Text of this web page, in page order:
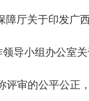
厅关于印发广
导小组办公室
审的公平公正